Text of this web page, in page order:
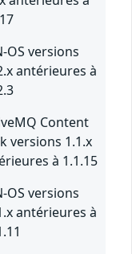
OS versions
antérieures à
Content
versions 1.1.x
à 1.1.15
OS versions
antérieures à